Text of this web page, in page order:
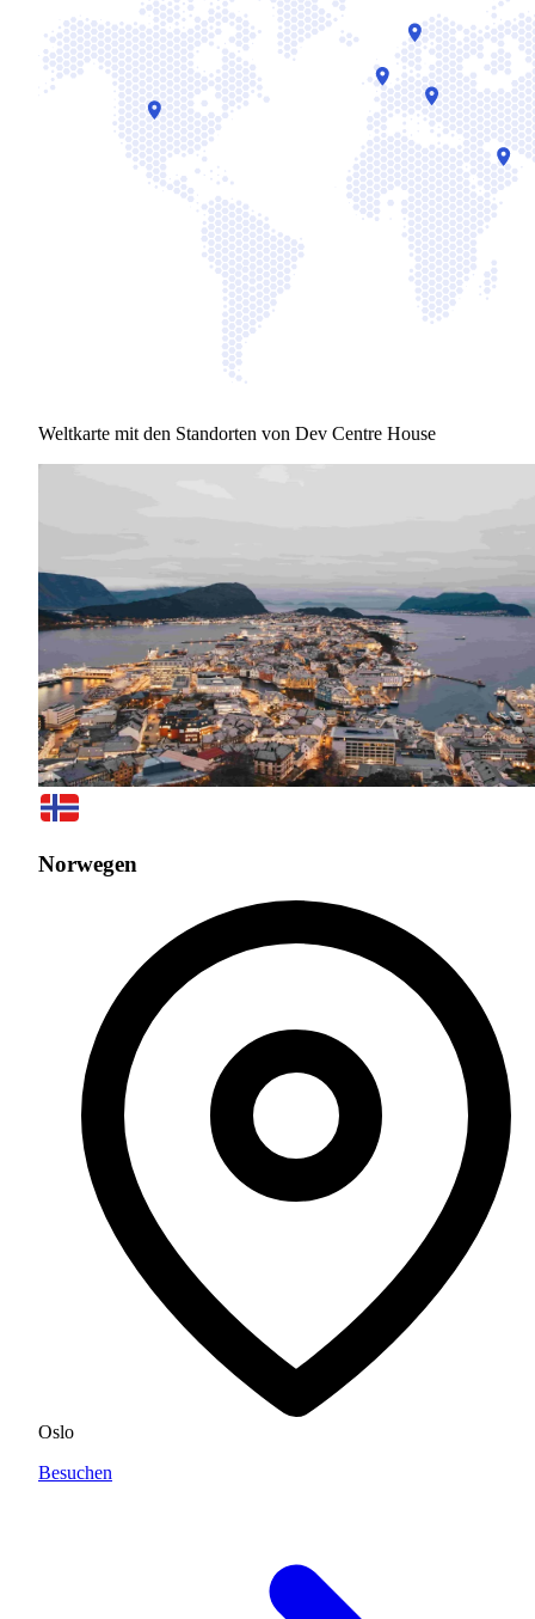
Weltkarte mit den Standorten von Dev Centre House
Norwegen
Oslo
Besuchen